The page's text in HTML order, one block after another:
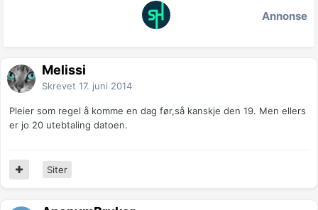
Annonse
Melissi
Skrevet 17. juni 2014
Pleier som regel å komme en dag før,så kanskje den 19. Men ellers
er jo 20 utebtaling datoen.
Siter